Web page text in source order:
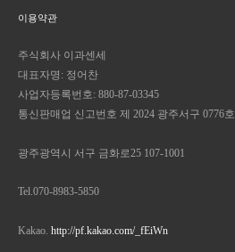
이용약관
주식회사 이과센세
대표자명: 정어찬
사업자등록번호: 880-87-03345
통신판매업 신고번호 제 2024 광주서구 0776호
광주광역시 서구 금화로25 107-1001
Tel.070-8983-5850
Kakao. http://pf.kakao.com/_fEiWn